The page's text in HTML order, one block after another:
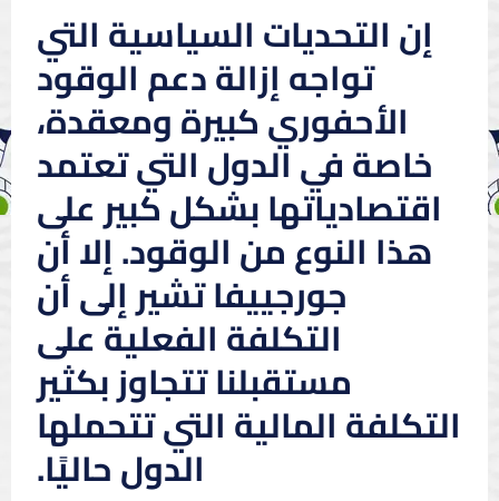
إن التحديات السياسية التي
تواجه إزالة دعم الوقود
الأحفوري كبيرة ومعقدة،
خاصة في الدول التي تعتمد
اقتصادياتها بشكل كبير على
هذا النوع من الوقود. إلا أن
جورجييفا تشير إلى أن
التكلفة الفعلية على
مستقبلنا تتجاوز بكثير
التكلفة المالية التي تتحملها
الدول حاليًا.